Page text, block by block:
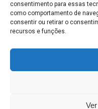
consentimento para essas
como comportamento de
consentir ou retirar o
recursos e funções.
MAPA DO SITE
SEDE DO